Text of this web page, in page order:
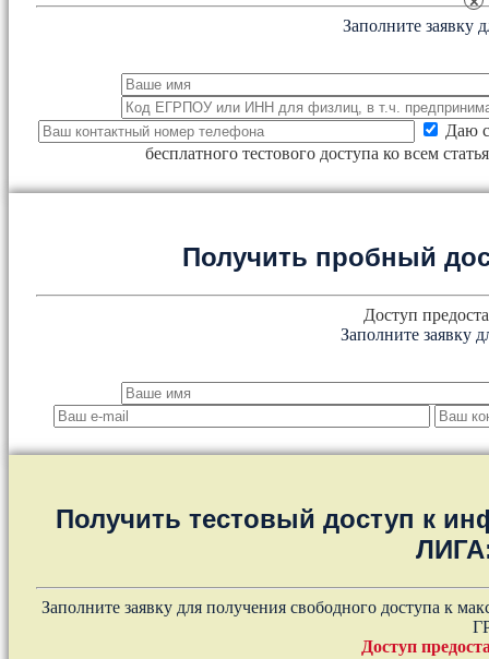
Заполните заявку
Даю
бесплатного тестового доступа ко всем
Получить пробный
Доступ
Заполните заявку
Получить тестовый доступ к
Заполните заявку для получения свободного доступа к
Доступ